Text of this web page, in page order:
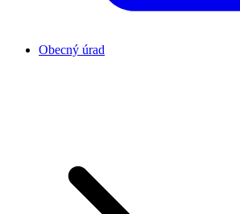
Obecný úrad